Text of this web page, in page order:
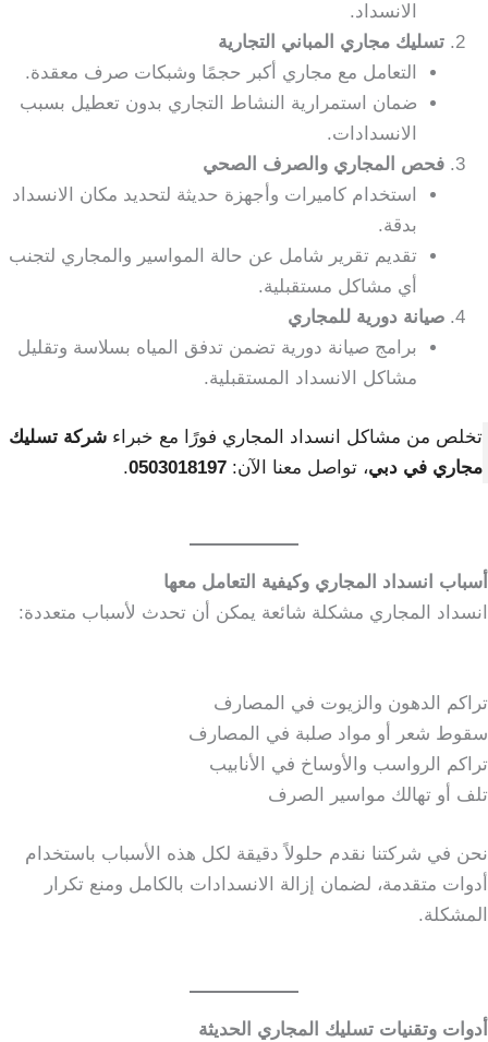
الانسداد.
تسليك مجاري المباني التجارية
التعامل مع مجاري أكبر حجمًا وشبكات صرف معقدة.
ضمان استمرارية النشاط التجاري بدون تعطيل بسبب
الانسدادات.
فحص المجاري والصرف الصحي
استخدام كاميرات وأجهزة حديثة لتحديد مكان الانسداد
بدقة.
تقديم تقرير شامل عن حالة المواسير والمجاري لتجنب
أي مشاكل مستقبلية.
صيانة دورية للمجاري
برامج صيانة دورية تضمن تدفق المياه بسلاسة وتقليل
مشاكل الانسداد المستقبلية.
تخلص من مشاكل انسداد المجاري فورًا مع خبراء شركة تسليك
مجاري في دبي، تواصل معنا الآن: 0503018197
.
أسباب انسداد المجاري وكيفية التعامل معها
انسداد المجاري مشكلة شائعة يمكن أن تحدث لأسباب متعددة:
تراكم الدهون والزيوت في المصارف
سقوط شعر أو مواد صلبة في المصارف
تراكم الرواسب والأوساخ في الأنابيب
تلف أو تهالك مواسير الصرف
نحن في شركتنا نقدم حلولاً دقيقة لكل هذه الأسباب باستخدام
أدوات متقدمة، لضمان إزالة الانسدادات بالكامل ومنع تكرار
المشكلة.
أدوات وتقنيات تسليك المجاري الحديثة